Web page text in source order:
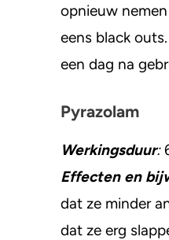
opnieuw
eens black
een dag na
Pyrazolam
Werkingsduur:
Effecten en
dat ze minder
dat ze erg